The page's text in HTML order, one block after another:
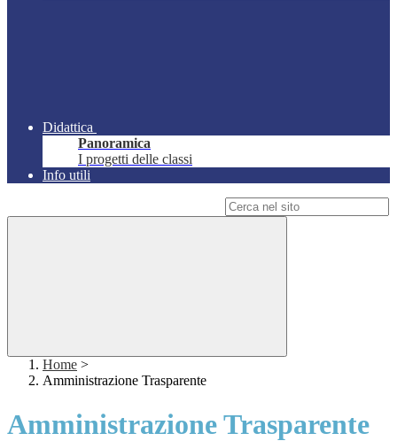
Didattica
Panoramica
I progetti delle classi
Info utili
Home >
Amministrazione Trasparente
Amministrazione Trasparente